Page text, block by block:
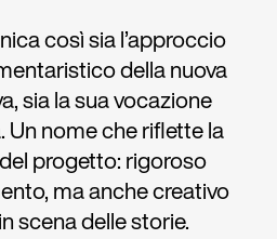
così sia l’approccio
della nuova
sia la sua vocazione
Un nome che riflette la
progetto: rigoroso
ma anche creativo
scena delle storie.